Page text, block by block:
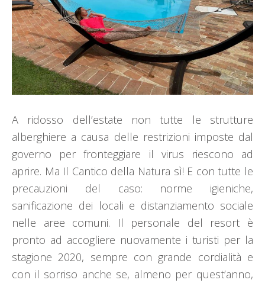
A ridosso dell’estate non tutte le strutture
alberghiere a causa delle restrizioni imposte dal
governo per fronteggiare il virus riescono ad
aprire. Ma Il Cantico della Natura sì! E con tutte le
precauzioni del caso: norme igieniche,
sanificazione dei locali e distanziamento sociale
nelle aree comuni. Il personale del resort è
pronto ad accogliere nuovamente i turisti per la
stagione 2020, sempre con grande cordialità e
con il sorriso anche se, almeno per quest’anno,